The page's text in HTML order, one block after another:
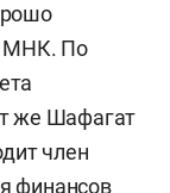
МНК. По
же Шафагат
член
финансов